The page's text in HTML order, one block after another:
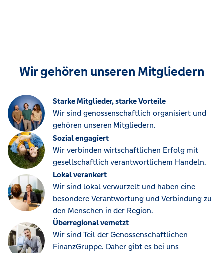
Wir gehören unseren Mitgliedern
Starke Mitglieder, starke Vorteile
Wir sind genossenschaftlich organisiert und
gehören unseren Mitgliedern.
Sozial engagiert
Wir verbinden wirtschaftlichen Erfolg mit
gesellschaftlich verantwortlichem Handeln.
Lokal verankert
Wir sind lokal verwurzelt und haben eine
besondere Verantwortung und Verbindung zu
den Menschen in der Region.
Überregional vernetzt
Wir sind Teil der Genossenschaftlichen
FinanzGruppe. Daher gibt es bei uns